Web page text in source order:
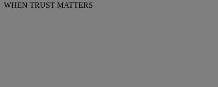
WHEN TRUST MATTERS